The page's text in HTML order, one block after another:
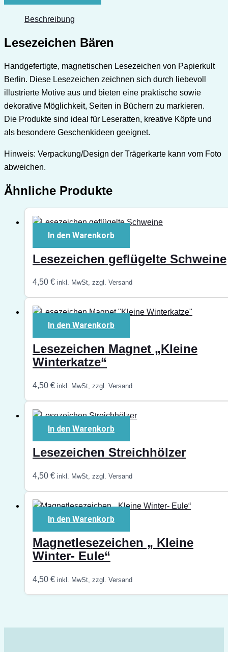
Beschreibung
Lesezeichen Bären
Handgefertigte, magnetischen Lesezeichen von Papierkult
Berlin. Diese Lesezeichen zeichnen sich durch liebevoll
illustrierte Motive aus und bieten eine praktische sowie
dekorative Möglichkeit, Seiten in Büchern zu markieren.
Die Produkte sind ideal für Leseratten, kreative Köpfe und
als besondere Geschenkideen geeignet.
Hinweis: Verpackung/Design der Trägerkarte kann vom Foto
abweichen.
Ähnliche Produkte
In den Warenkorb
Lesezeichen geflügelte Schweine
4,50 € inkl. MwSt, zzgl. Versand
In den Warenkorb
Lesezeichen Magnet „Kleine
Winterkatze“
4,50 € inkl. MwSt, zzgl. Versand
In den Warenkorb
Lesezeichen Streichhölzer
4,50 € inkl. MwSt, zzgl. Versand
In den Warenkorb
Magnetlesezeichen „ Kleine
Winter- Eule“
4,50 € inkl. MwSt, zzgl. Versand